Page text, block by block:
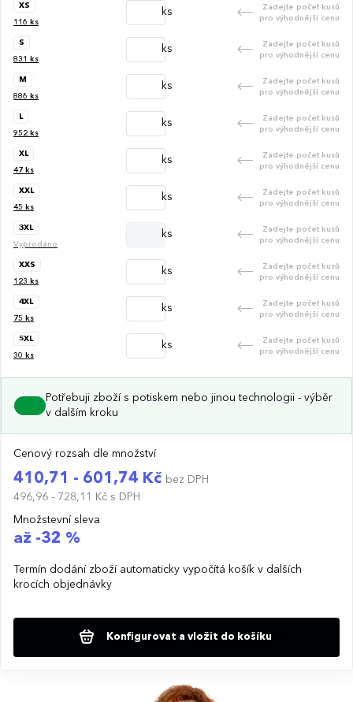
XS
116 ks
ks
Zadejte počet kusů
pro výhodnější cenu
S
831 ks
ks
Zadejte počet kusů
pro výhodnější cenu
M
886 ks
ks
Zadejte počet kusů
pro výhodnější cenu
L
952 ks
ks
Zadejte počet kusů
pro výhodnější cenu
XL
47 ks
ks
Zadejte počet kusů
pro výhodnější cenu
XXL
45 ks
ks
Zadejte počet kusů
pro výhodnější cenu
3XL
Vyprodáno
ks
Zadejte počet kusů
pro výhodnější cenu
XXS
123 ks
ks
Zadejte počet kusů
pro výhodnější cenu
4XL
75 ks
ks
Zadejte počet kusů
pro výhodnější cenu
5XL
30 ks
ks
Zadejte počet kusů
pro výhodnější cenu
Potřebuji zboží s potiskem nebo jinou technologii - výběr
v dalším kroku
Cenový rozsah dle množství
410,71 - 601,74 Kč bez DPH
496,96 - 728,11 Kč s DPH
Množstevní sleva
až -32 %
Termín dodání zboží automaticky vypočítá košík v dalších
krocích objednávky
Konfigurovat a vložit do košíku